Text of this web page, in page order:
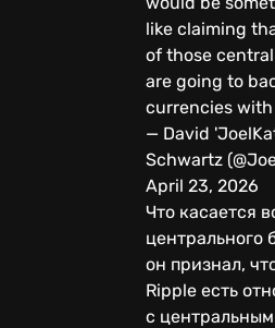
like claiming
of those
are going to
currencies with
— David
Schwartz
April 23, 2026
Что касается
центрального
он признал,
Ripple есть
с